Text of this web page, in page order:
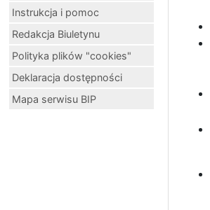
Instrukcja i pomoc
Redakcja Biuletynu
Polityka plików "cookies"
Deklaracja dostępności
Mapa serwisu BIP